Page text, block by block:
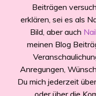
Beiträgen
erklären, sei es als
Bild, aber auch
meinen Blog
Anregungen,
Du mich jederzeit
oder über die